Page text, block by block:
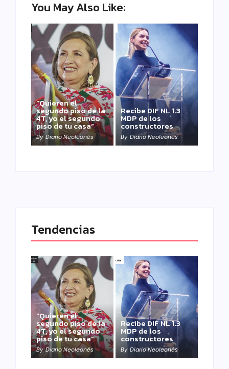
You May Also Like:
“Quieren el
segundo piso de la
4T, yo el segundo
piso de tu casa”
By Diario Neoleonés
Recibe DIF NL 1.3
MDP de los
constructores
By Diario Neoleonés
Tendencias
“Quieren el
segundo piso de la
4T, yo el segundo
piso de tu casa”
By Diario Neoleonés
Recibe DIF NL 1.3
MDP de los
constructores
By Diario Neoleonés